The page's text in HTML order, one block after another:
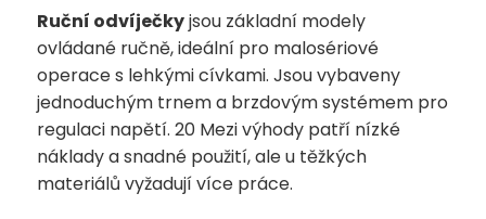
Ruční odvíječkyjsou základní modely
ovládané ručně, ideální pro malosériové
operace s lehkými cívkami. Jsou vybaveny
jednoduchým trnem a brzdovým systémem pro
regulaci napětí.20 Mezi výhody patří nízké
náklady a snadné použití, ale u těžkých
materiálů vyžadují více práce.